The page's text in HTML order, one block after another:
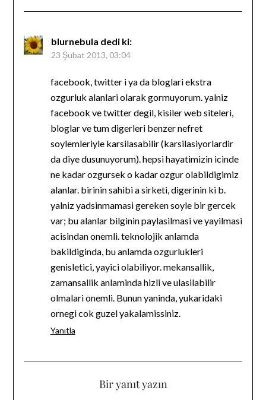
blurnebula dedi ki:
23 Şubat 2013, 03:04
facebook, twitter i ya da bloglari ekstra
ozgurluk alanlari olarak gormuyorum. yalniz
facebook ve twitter degil, kisiler web siteleri,
bloglar ve tum digerleri benzer nefret
soylemleriyle karsilasabilir (karsilasiyorlardir
da diye dusunuyorum). hepsi hayatimizin icinde
ne kadar ozgursek o kadar ozgur olabildigimiz
alanlar. birinin sahibi a sirketi, digerinin ki b.
yalniz yadsinmamasi gereken soyle bir gercek
var; bu alanlar bilginin paylasilmasi ve yayilmasi
acisindan onemli. teknolojik anlamda
bakildiginda, bu anlamda ozgurlukleri
genisletici, yayici olabiliyor. mekansallik,
zamansallik anlaminda hizli ve ulasilabilir
olmalari onemli. Bunun yaninda, yukaridaki
ornegi cok guzel yakalamissiniz.
Yanıtla
Bir yanıt yazın